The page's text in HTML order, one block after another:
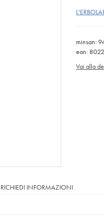
minsan:
ean:
Vai alla
RICHIEDI INFORMAZIONI